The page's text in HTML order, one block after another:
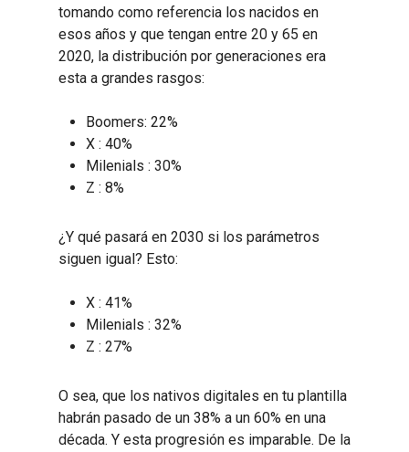
tomando como referencia los nacidos en
esos años y que tengan entre 20 y 65 en
2020, la distribución por generaciones era
esta a grandes rasgos:
Boomers: 22%
X : 40%
Milenials : 30%
Z : 8%
¿Y qué pasará en 2030 si los parámetros
siguen igual? Esto:
X : 41%
Milenials : 32%
Z : 27%
O sea, que los nativos digitales en tu plantilla
habrán pasado de un 38% a un 60% en una
década. Y esta progresión es imparable. De la